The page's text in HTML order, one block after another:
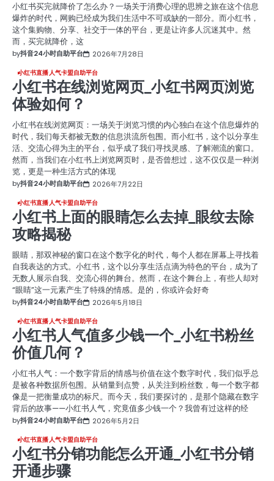
小红书买完就降价了怎么办？一场关于消费心理的思辨之旅在这个信息
爆炸的时代，网购已经成为我们生活中不可或缺的一部分。而小红书，
这个集购物、分享、社交于一体的平台，更是让许多人沉迷其中。然
而，买完就降价，这
by抖音24小时自助平台 2026年7月28日
小红书直播人气卡盟自助平台
小红书在线浏览网页_小红书网页浏览
体验如何？
小红书在线浏览网页：一场关于浏览习惯的内心独白在这个信息爆炸的
时代，我们每天都被无数的信息洪流所包围。而小红书，这个以分享生
活、交流心得为主的平台，似乎成了我们寻找灵感、了解潮流的窗口。
然而，当我们在小红书上浏览网页时，是否曾想过，这不仅仅是一种浏
览，更是一种生活方式的体现
by抖音24小时自助平台 2026年7月22日
小红书直播人气卡盟自助平台
小红书上面的眼睛怎么去掉_眼纹去除
攻略揭秘
眼睛，那双神秘的窗口在这个数字化的时代，每个人都在屏幕上寻找着
自我表达的方式。小红书，这个以分享生活点滴为特色的平台，成为了
无数人展示自我、交流心得的舞台。然而，在这个舞台上，有些人却对
“眼睛”这一元素产生了特殊的情感。是的，你或许会好奇
by抖音24小时自助平台 2026年5月18日
小红书直播人气卡盟自助平台
小红书人气值多少钱一个_小红书粉丝
价值几何？
小红书人气：一个数字背后的情感与价值在这个数字时代，我们似乎总
是被各种数据所包围。从销量到点赞，从关注到粉丝数，每一个数字都
像是一把衡量成功的标尺。而今天，我们要探讨的，是那个隐藏在数字
背后的故事——小红书人气，究竟值多少钱一个？我曾有过这样的经
by抖音24小时自助平台 2026年5月2日
小红书直播人气卡盟自助平台
小红书分销功能怎么开通_小红书分销
开通步骤